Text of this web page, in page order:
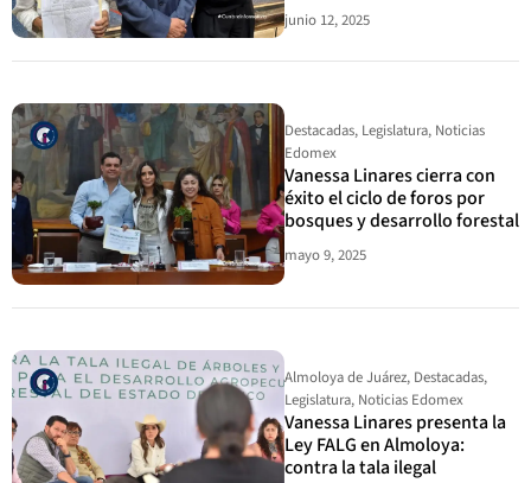
junio 12, 2025
Destacadas, Legislatura, Noticias
Edomex
Vanessa Linares cierra con
éxito el ciclo de foros por
bosques y desarrollo forestal
mayo 9, 2025
Almoloya de Juárez, Destacadas,
Legislatura, Noticias Edomex
Vanessa Linares presenta la
Ley FALG en Almoloya:
contra la tala ilegal